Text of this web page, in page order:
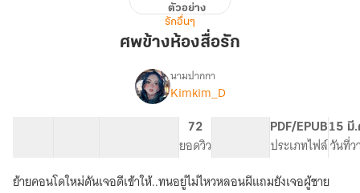
ห้อง
ตัวอย่าง
รักอื่นๆ
ศพข้างห้องสื่อรัก
เรื่อง
ข้าง
ห้อง
สื่่
อรัก
นามปากกา
Kimkim_D
72
ยอดวิว
PDF/EPUB
ประเภทไฟล์
15 มี
วันที่ว
ย้ายคอนโดใหม่ดันเจอดีเข้าให้..ทนอยู่ไม่ไหวหลอนผีแถมยังเจอผู้ชาย